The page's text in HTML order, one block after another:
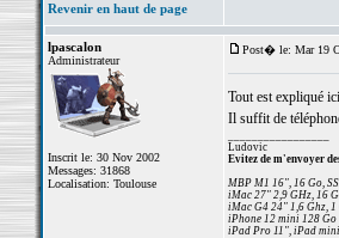
Revenir en haut de page
lpascalon
Administrateur
Inscrit le: 30 Nov 2002
Messages: 31868
Localisation: Toulouse
Post� le: Mar 19
Tout est expliqué
Il suffit de
Ludovic
Evitez de m'envoyer
MBP M1 16", 16 Go,
iMac 27" 2,9 GHz, 16
iMac G4 24" 1,6 Ghz,
iPhone 12 mini 128 Go
iPad Pro 11", iPad